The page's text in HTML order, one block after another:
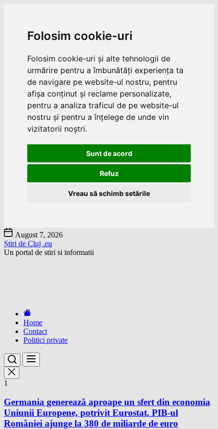
Folosim cookie-uri
Folosim cookie-uri și alte tehnologii de
urmărire pentru a îmbunătăți experiența ta
de navigare pe website-ul nostru, pentru
afișa conținut și reclame personalizate,
pentru a analiza traficul de pe website-ul
nostru și pentru a înțelege de unde vin
vizitatorii noștri.
Sunt de acord
Refuz
Vreau să schimb setările
Skip
to
the
content
August 7, 2026
Știri de Cluj .eu
Un portal de stiri si informatii
Home
Contact
Politici private
1
Germania generează aproape un sfert din economia
Uniunii Europene, potrivit Eurostat. PIB-ul
României ajunge la 380 de miliarde de euro